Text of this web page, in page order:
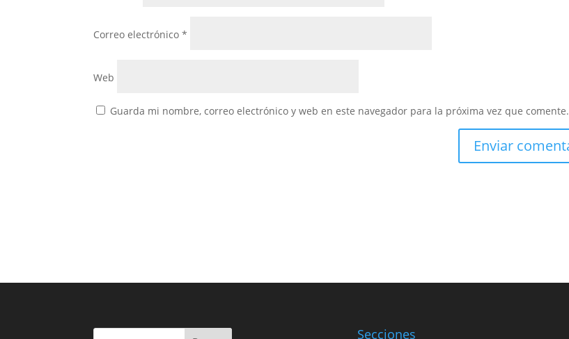
Correo electrónico*
Web
Guarda mi nombre, correo electrónico y web en este navegador para la próxima vez que comente.
Secciones